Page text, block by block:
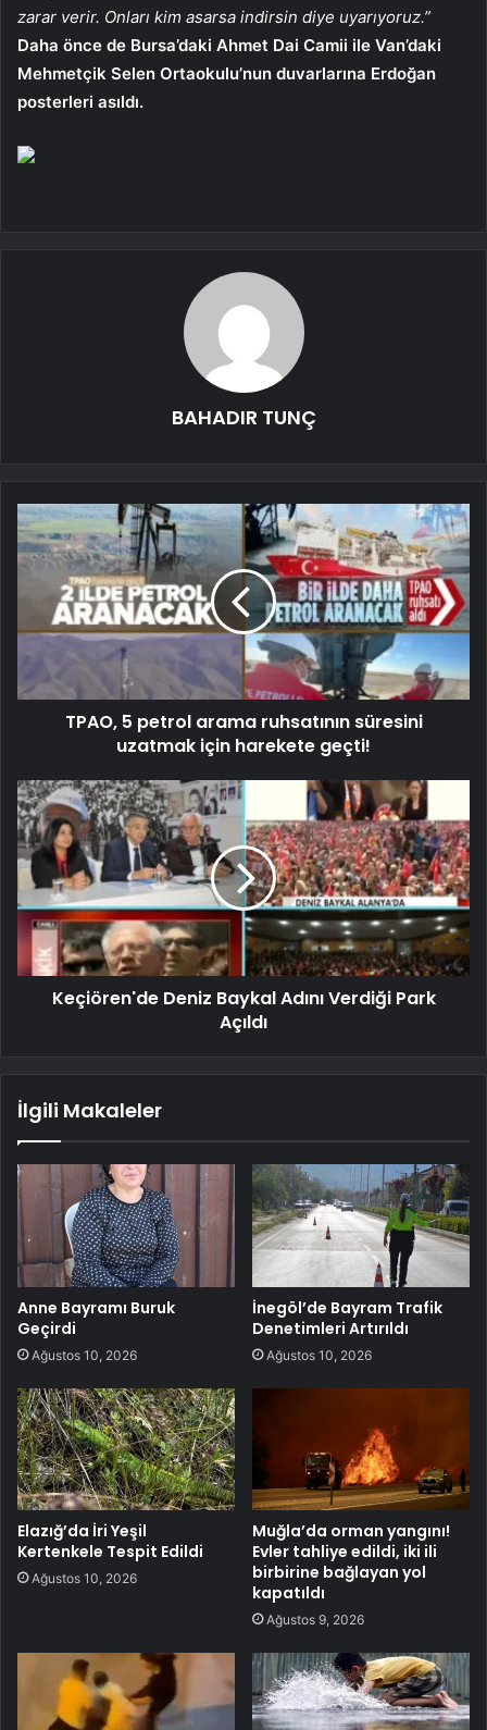
zarar verir. Onları kim asarsa indirsin diye uyarıyoruz.”
Daha önce de Bursa’daki Ahmet Dai Camii ile Van’daki
Mehmetçik Selen Ortaokulu’nun duvarlarına Erdoğan
posterleri asıldı.
BAHADIR TUNÇ
TPAO, 5 petrol arama ruhsatının süresini
uzatmak için harekete geçti!
Keçiören'de Deniz Baykal Adını Verdiği Park
Açıldı
İlgili Makaleler
Anne Bayramı Buruk
Geçirdi
Ağustos 10, 2026
İnegöl’de Bayram Trafik
Denetimleri Artırıldı
Ağustos 10, 2026
Elazığ’da İri Yeşil
Kertenkele Tespit Edildi
Ağustos 10, 2026
Muğla’da orman yangını!
Evler tahliye edildi, iki ili
birbirine bağlayan yol
kapatıldı
Ağustos 9, 2026